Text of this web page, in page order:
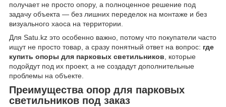
получает не просто опору, а полноценное решение под
задачу объекта — без лишних переделок на монтаже и без
визуального хаоса на территории.
Для Satu.kz это особенно важно, потому что покупатели часто
ищут не просто товар, а сразу понятный ответ на вопрос: где
купить опоры для парковых светильников , которые
подойдут под их проект, а не создадут дополнительные
проблемы на объекте.
Преимущества опор для парковых
светильников под заказ